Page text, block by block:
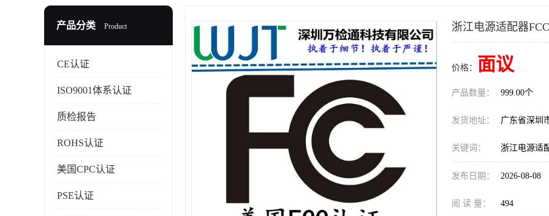
产品分类 Product
CE认证
ISO9001体系认证
质检报告
ROHS认证
美国CPC认证
PSE认证
浙江电源适配器
价格： 面议
产品数量： 999.00个
发货地址： 广东省深圳
关键词： 浙江电源适
发布日期： 2026-08-08
阅 读 量： 494